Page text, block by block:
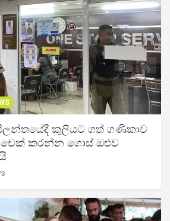
කුලියට ගත් ගණිකාව
චෙක් කරන්න ගොස් ඔළුව